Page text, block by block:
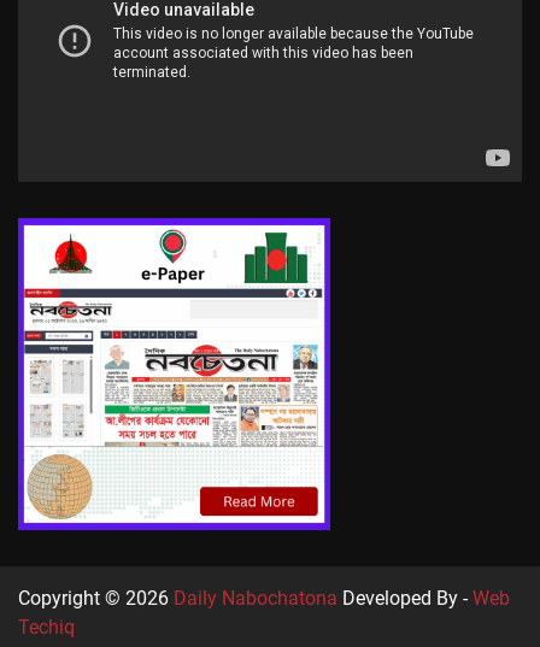
Copyright © 2026 Daily Nabochatona Developed By -Web
Techiq